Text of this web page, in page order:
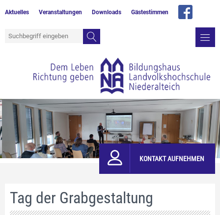
Aktuelles Veranstaltungen Downloads Gästestimmen
KONTAKT AUFNEHMEN
Tag der Grabgestaltung